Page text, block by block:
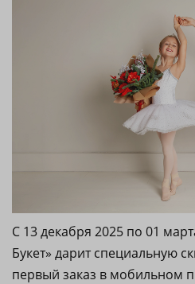
С 13 декабря 2025 по 01
Букет» дарит специальную
первый заказ в мобильном